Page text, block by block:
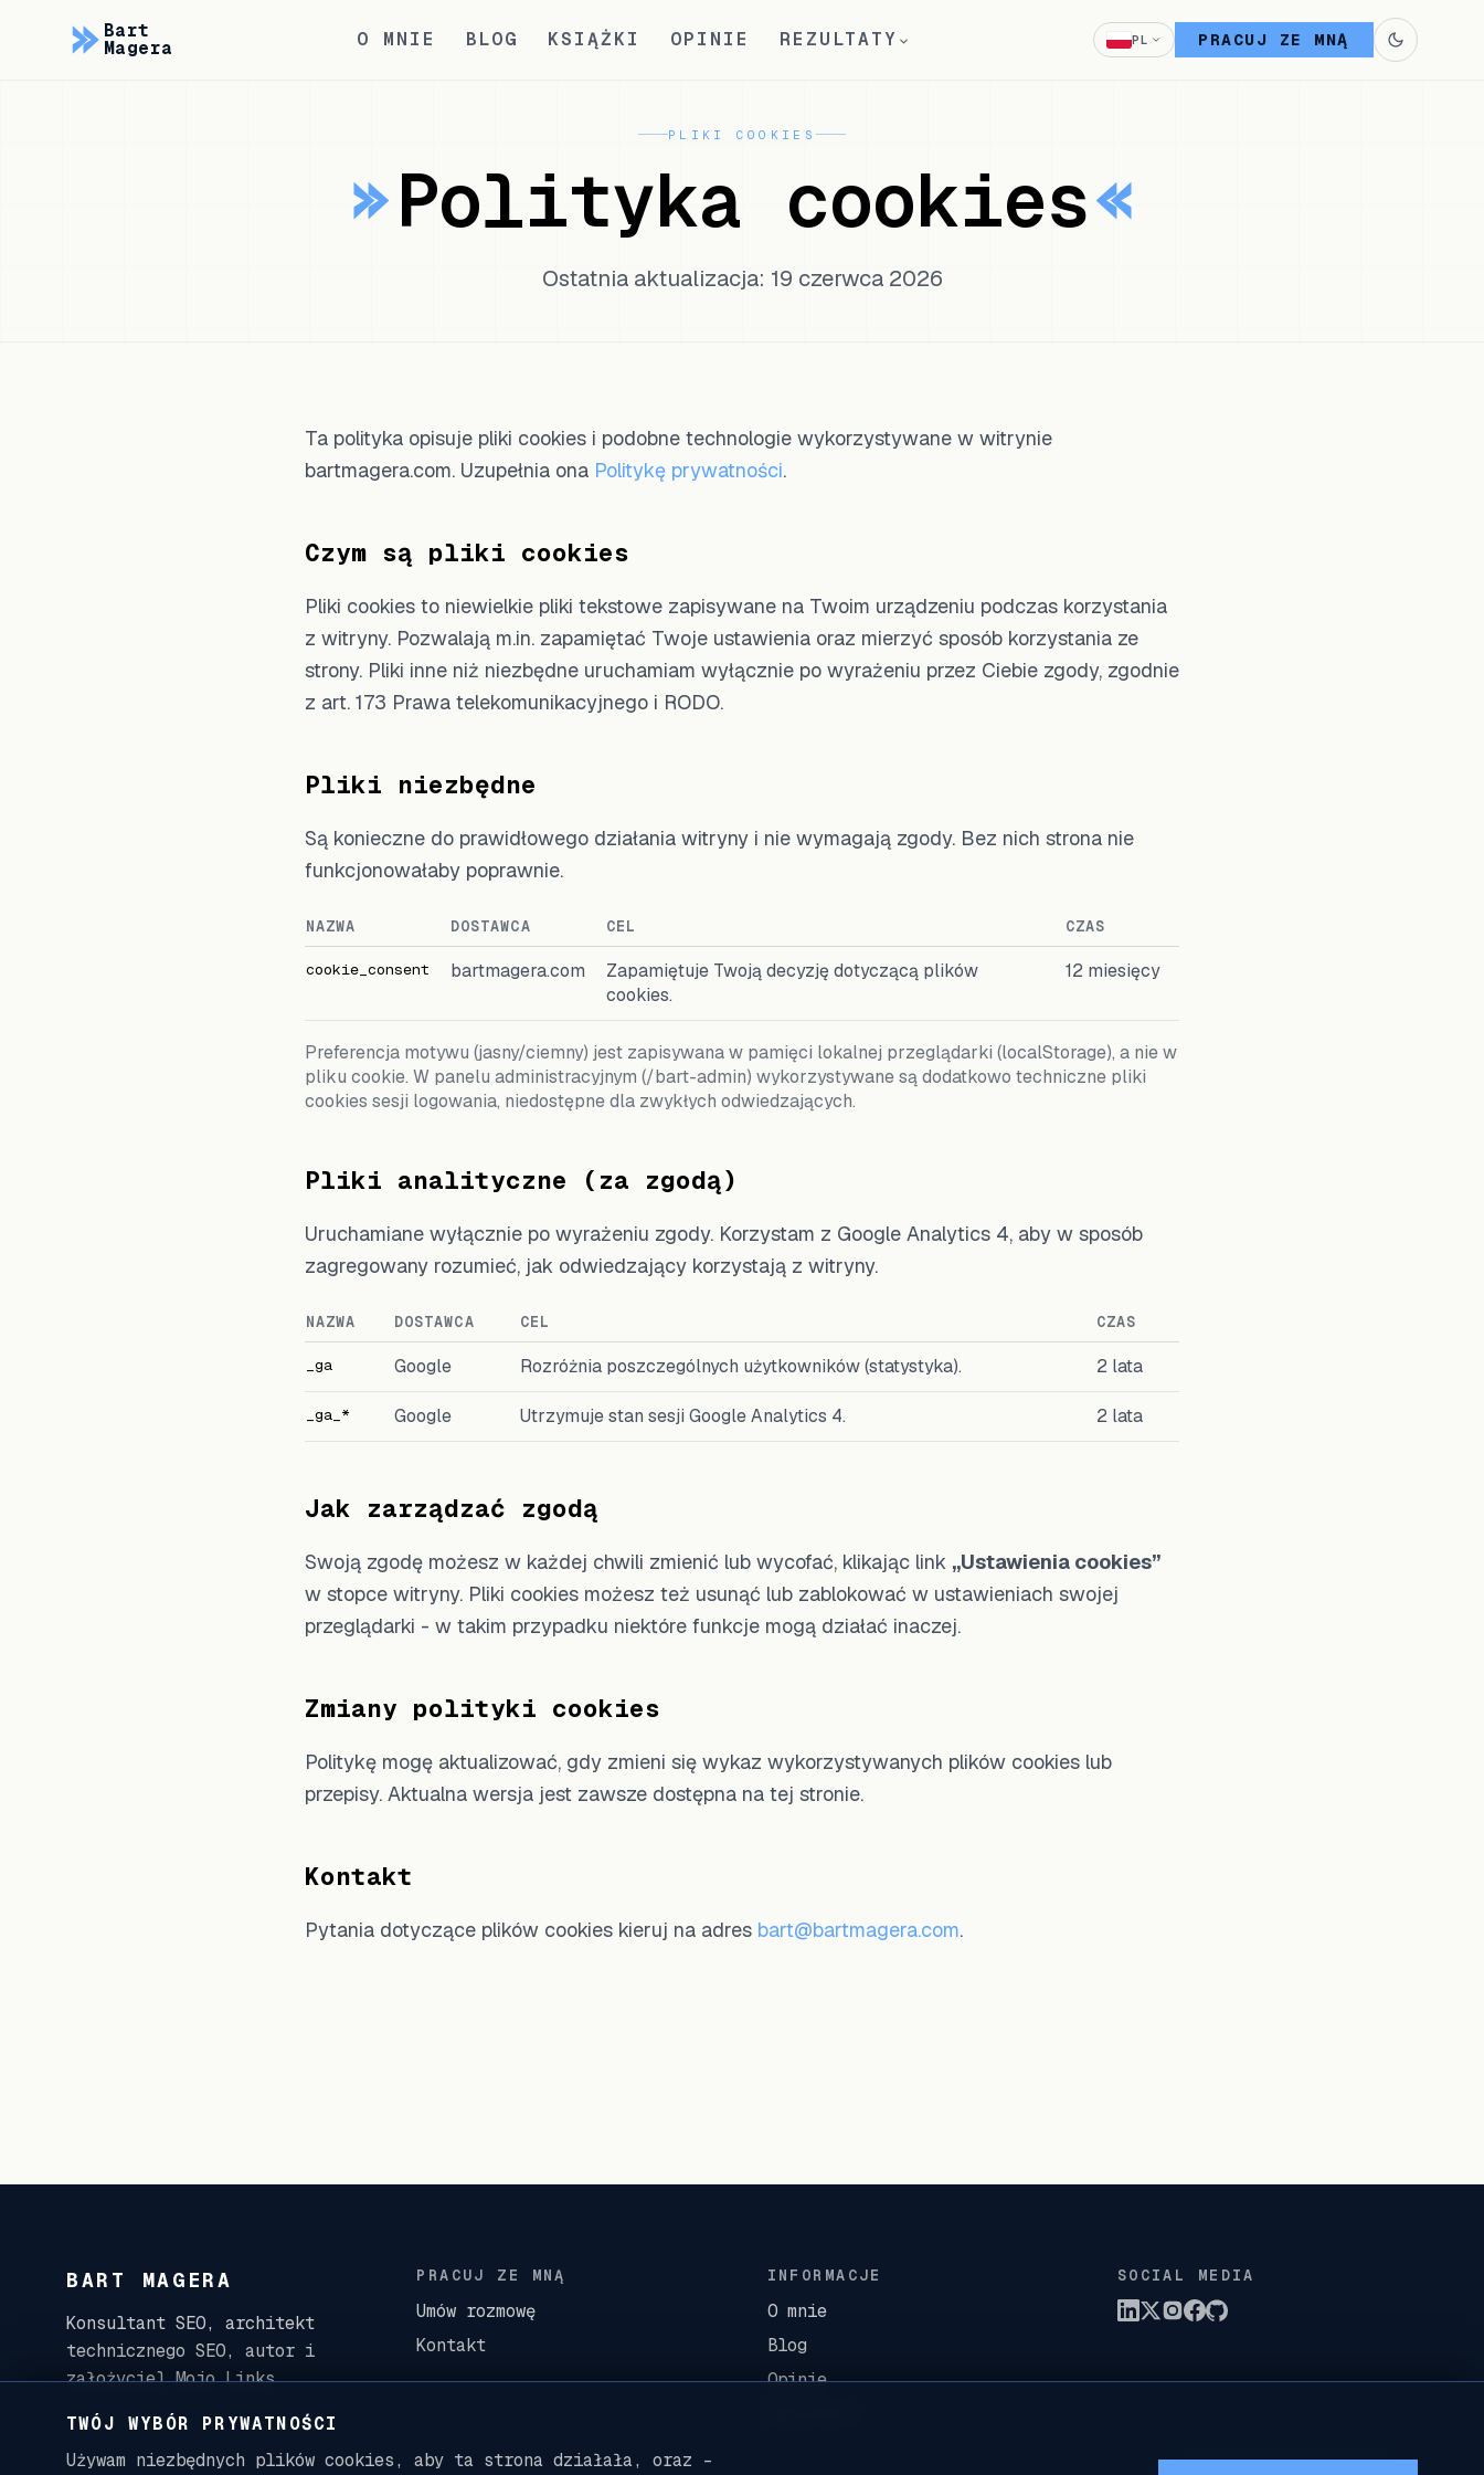
Bart
Magera O MNIE BLOG KSIĄŻKI OPINIE REZULTATY PL PRACUJ ZE MNĄ
PLIKI COOKIES
Polityka cookies
Ostatnia aktualizacja: 19 czerwca 2026
Ta polityka opisuje pliki cookies i podobne technologie wykorzystywane w witrynie
bartmagera.com. Uzupełnia ona Politykę prywatności.
Czym są pliki cookies
Pliki cookies to niewielkie pliki tekstowe zapisywane na Twoim urządzeniu podczas korzystania
z witryny. Pozwalają m.in. zapamiętać Twoje ustawienia oraz mierzyć sposób korzystania ze
strony. Pliki inne niż niezbędne uruchamiam wyłącznie po wyrażeniu przez Ciebie zgody, zgodnie
z art. 173 Prawa telekomunikacyjnego i RODO.
Pliki niezbędne
Są konieczne do prawidłowego działania witryny i nie wymagają zgody. Bez nich strona nie
funkcjonowałaby poprawnie.
NAZWA DOSTAWCA CEL CZAS
cookie_consent bartmagera.com
Zapamiętuje Twoją decyzję dotyczącą plików
cookies.
12 miesięcy
Preferencja motywu (jasny/ciemny) jest zapisywana w pamięci lokalnej przeglądarki (localStorage), a nie w
pliku cookie. W panelu administracyjnym (/bart-admin) wykorzystywane są dodatkowo techniczne pliki
cookies sesji logowania, niedostępne dla zwykłych odwiedzających.
Pliki analityczne (za zgodą)
Uruchamiane wyłącznie po wyrażeniu zgody. Korzystam z Google Analytics 4, aby w sposób
zagregowany rozumieć, jak odwiedzający korzystają z witryny.
NAZWA DOSTAWCA CEL CZAS
_ga Google Rozróżnia poszczególnych użytkowników (statystyka). 2 lata
_ga_* Google Utrzymuje stan sesji Google Analytics 4. 2 lata
Jak zarządzać zgodą
Swoją zgodę możesz w każdej chwili zmienić lub wycofać, klikając link „Ustawienia cookies”
w stopce witryny. Pliki cookies możesz też usunąć lub zablokować w ustawieniach swojej
przeglądarki - w takim przypadku niektóre funkcje mogą działać inaczej.
Zmiany polityki cookies
Politykę mogę aktualizować, gdy zmieni się wykaz wykorzystywanych plików cookies lub
przepisy. Aktualna wersja jest zawsze dostępna na tej stronie.
Kontakt
Pytania dotyczące plików cookies kieruj na adres bart@bartmagera.com.
BART MAGERA
Konsultant SEO, architekt
technicznego SEO, autor i
założyciel Mojo Links.
PRACUJ ZE MNĄ
Umów rozmowę
Kontakt
INFORMACJE
O mnie
Blog
Opinie
SOCIAL MEDIA
TWÓJ WYBÓR PRYWATNOŚCI
Używam niezbędnych plików cookies, aby ta strona działała, oraz -